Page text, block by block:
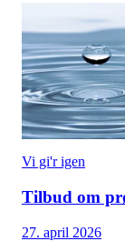
Vi gi'r igen
Tilbud om
27. april 2026